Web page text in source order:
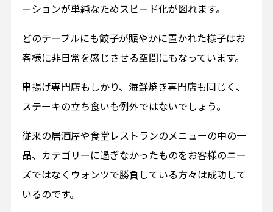
ーションが単純なためスピード化が図れます。
どのテーブルにも餃子が賑やかに置かれた様子はお
客様に非日常を感じさせる空間にもなっています。
串揚げ専門店もしかり、海鮮焼き専門店も同じく、
ステーキの立ち食いも例外ではないでしょう。
従来の居酒屋や食堂レストランのメニューの中の一
品、カテゴリーに過ぎなかったものをお客様のニー
ズではなくウォンツで勝負している方々は成功して
いるのです。